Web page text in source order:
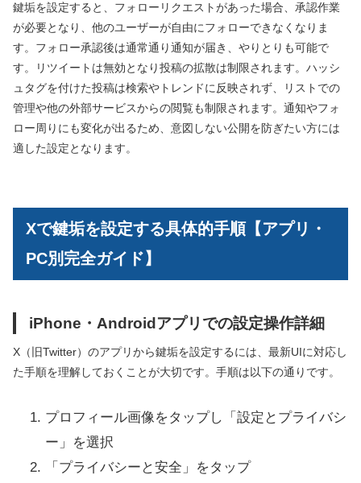
鍵垢を設定すると、フォローリクエストがあった場合、承認作業
が必要となり、他のユーザーが自由にフォローできなくなりま
す。フォロー承認後は通常通り通知が届き、やりとりも可能で
す。リツイートは無効となり投稿の拡散は制限されます。ハッシ
ュタグを付けた投稿は検索やトレンドに反映されず、リストでの
管理や他の外部サービスからの閲覧も制限されます。通知やフォ
ロー周りにも変化が出るため、意図しない公開を防ぎたい方には
適した設定となります。
Xで鍵垢を設定する具体的手順【アプリ・
PC別完全ガイド】
iPhone・Androidアプリでの設定操作詳細
X（旧Twitter）のアプリから鍵垢を設定するには、最新UIに対応し
た手順を理解しておくことが大切です。手順は以下の通りです。
プロフィール画像をタップし「設定とプライバシ
ー」を選択
「プライバシーと安全」をタップ